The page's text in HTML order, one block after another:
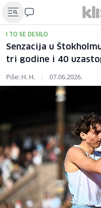
I TO SE DESILO
Senzacija u
tri godine i 40
Piše: H. H. | 07.06.2026.